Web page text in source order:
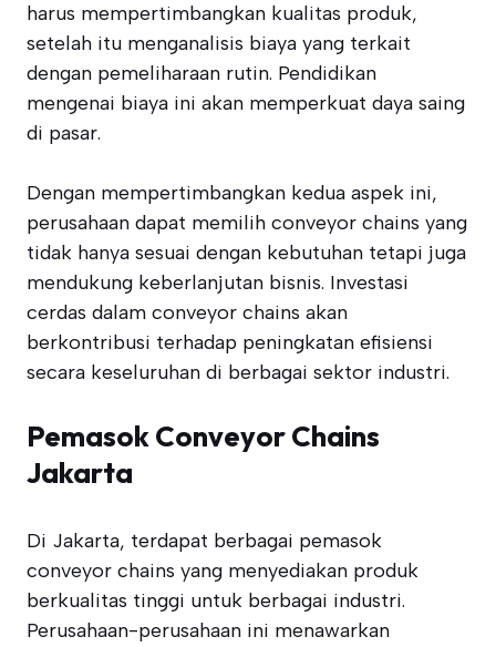
harus mempertimbangkan kualitas produk,
setelah itu menganalisis biaya yang terkait
dengan pemeliharaan rutin. Pendidikan
mengenai biaya ini akan memperkuat daya saing
di pasar.
Dengan mempertimbangkan kedua aspek ini,
perusahaan dapat memilih conveyor chains yang
tidak hanya sesuai dengan kebutuhan tetapi juga
mendukung keberlanjutan bisnis. Investasi
cerdas dalam conveyor chains akan
berkontribusi terhadap peningkatan efisiensi
secara keseluruhan di berbagai sektor industri.
Pemasok Conveyor Chains
Jakarta
Di Jakarta, terdapat berbagai pemasok
conveyor chains yang menyediakan produk
berkualitas tinggi untuk berbagai industri.
Perusahaan-perusahaan ini menawarkan